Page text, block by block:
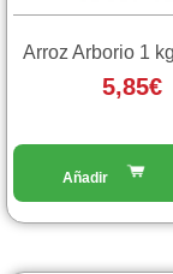
Arroz Arborio 1
5,85€